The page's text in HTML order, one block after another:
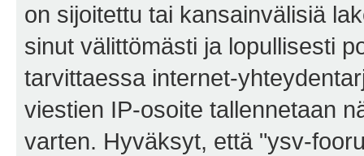
on sijoitettu tai kansainvälisiä
sinut välittömästi ja lopullisesti
tarvittaessa internet-
viestien IP-osoite tallennetaan
varten. Hyväksyt, että "ysv-